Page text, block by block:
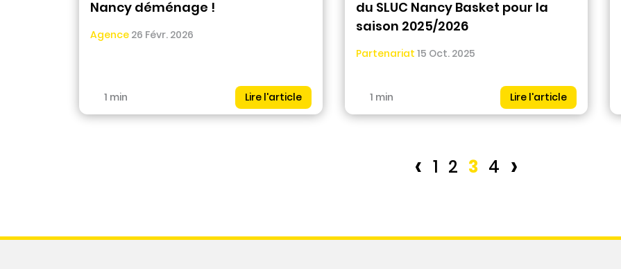
Nancy déménage !
Agence 26 Févr. 2026
1 min Lire l'article
du SLUC Nancy Basket pour la
saison 2025/2026
Partenariat 15 Oct. 2025
1 min Lire l'article
‹ 1 2 3 4 ›